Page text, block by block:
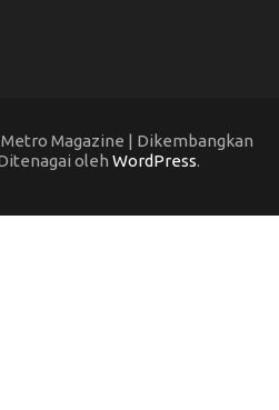
Metro Magazine | Dikembangkan
oleh WordPress.